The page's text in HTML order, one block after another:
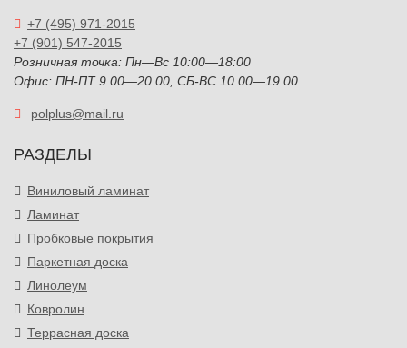
+7 (495) 971-2015
+7 (901) 547-2015
Розничная точка: Пн—Вс 10:00—18:00
Офис: ПН-ПТ 9.00—20.00, СБ-ВС 10.00—19.00
polplus@mail.ru
РАЗДЕЛЫ
Виниловый ламинат
Ламинат
Пробковые покрытия
Паркетная доска
Линолеум
Ковролин
Террасная доска